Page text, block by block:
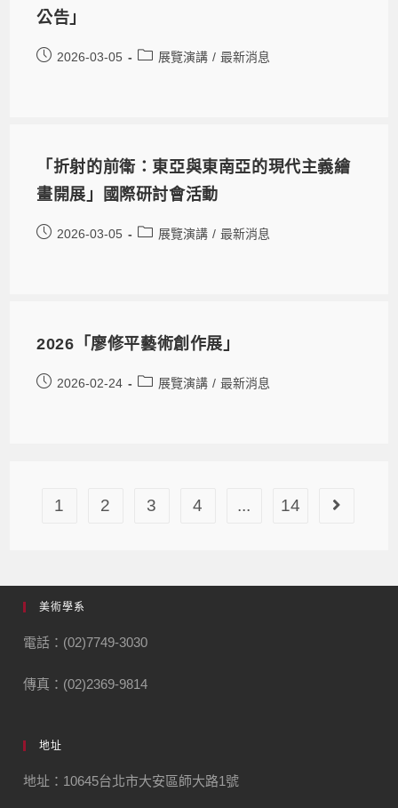
公告」
2026-03-05 展覽演講 / 最新消息
「折射的前衛：東亞與東南亞的現代主義繪
畫開展」國際研討會活動
2026-03-05 展覽演講 / 最新消息
2026「廖修平藝術創作展」
2026-02-24 展覽演講 / 最新消息
1 2 3 4 ... 14
美術學系
電話：(02)7749-3030
傳真：(02)2369-9814
地址
地址：10645台北市大安區師大路1號